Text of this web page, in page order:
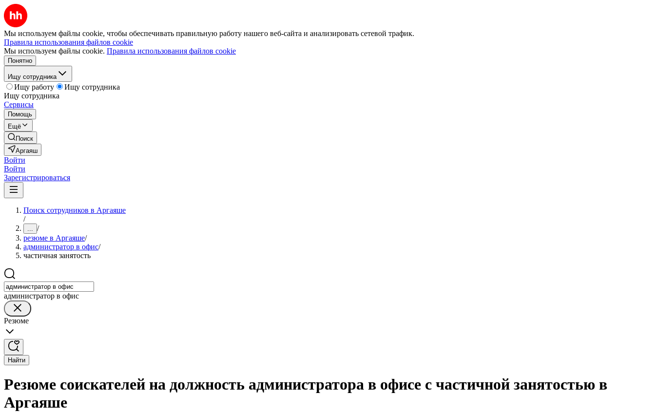
Мы используем файлы cookie, чтобы обеспечивать правильную работу нашего веб-сайта и анализировать сетевой трафик.
Правила использования файлов cookie
Мы используем файлы cookie. Правила использования файлов cookie
Понятно
Ищу сотрудника
Ищу работу
Ищу сотрудника
Ищу сотрудника
Сервисы
Помощь
Ещё
Поиск
Аргаяш
Войти
Войти
Зарегистрироваться
Поиск сотрудников в Аргаяше
/
... /
резюме в Аргаяше/
администратор в офис/
частичная занятость
администратор в офис
Резюме
Найти
Резюме соискателей на должность администратора в офисе с частичной занятостью в
Аргаяше